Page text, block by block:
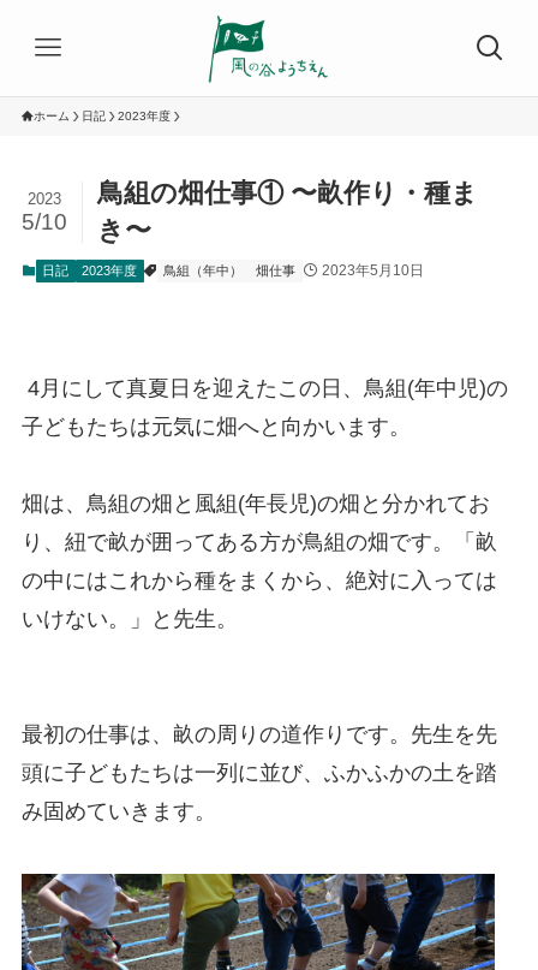
ホーム 日記 2023年度
鳥組の畑仕事① 〜畝作り・種ま
き〜
2023
5/10
日記 2023年度 鳥組（年中） 畑仕事 2023年5月10日
4月にして真夏日を迎えたこの日、鳥組(年中児)の
子どもたちは元気に畑へと向かいます。
畑は、鳥組の畑と風組(年長児)の畑と分かれてお
り、紐で畝が囲ってある方が鳥組の畑です。「畝
の中にはこれから種をまくから、絶対に入っては
いけない。」と先生。
最初の仕事は、畝の周りの道作りです。先生を先
頭に子どもたちは一列に並び、ふかふかの土を踏
み固めていきます。